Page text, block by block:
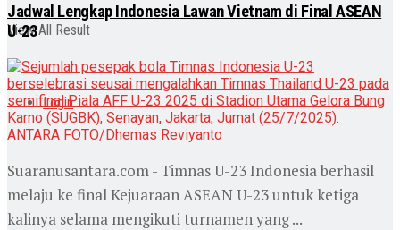
View All Result
Login
Jadwal Lengkap Indonesia Lawan Vietnam di Final ASEAN
U-23
Suaranusantara.com - Timnas U-23 Indonesia berhasil
melaju ke final Kejuaraan ASEAN U-23 untuk ketiga
kalinya selama mengikuti turnamen yang ...